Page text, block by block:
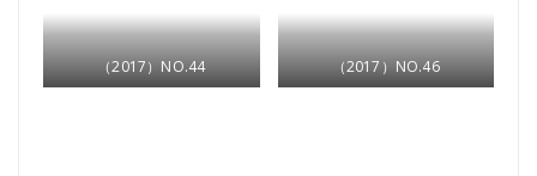
（2017）NO.44 （2017）NO.46